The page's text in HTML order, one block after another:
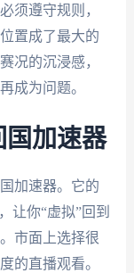
须遵守规则，
置成了最大的
况的沉浸感，
成为问题。
国加速器
加速器。它的
让你“虚拟”回到
市面上选择很
的直播观看。